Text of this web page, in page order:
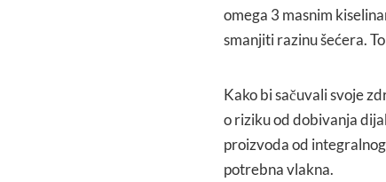
omega 3 masnim
smanjiti razinu šećera.
Kako bi sačuvali svoje
o riziku od dobivanja
proizvoda od
potrebna vlakna.